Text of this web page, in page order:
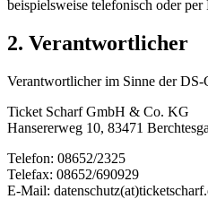
beispielsweise telefonisch oder
2. Verantwortlicher
Verantwortlicher im Sinne der
Ticket Scharf GmbH & Co. KG
Hansererweg 10, 83471
Telefon: 08652/2325
Telefax: 08652/690929
E-Mail: